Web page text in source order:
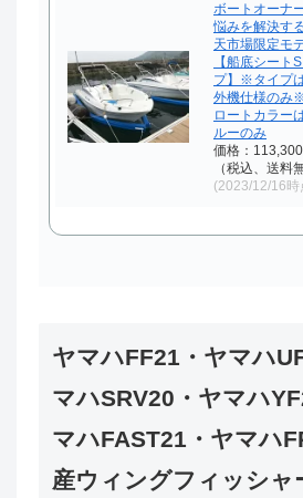
ボートオーナ
悩みを解決す
天市場限定モ
【船底シート
プ】※タイプ
外機仕様のみ
ロートカラー
ルーのみ
価格：
（税込、送料
(2023/12/16時
ヤマハFF21・ヤマハ
マハSRV20・ヤマハ
マハFAST21・ヤマハ
産ウィングフィッシャ